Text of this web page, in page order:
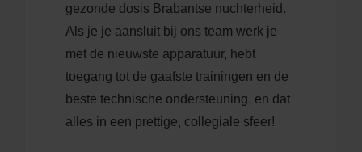
gezonde dosis Brabantse nuchterheid.
Als je je aansluit bij ons team werk je
met de nieuwste apparatuur, hebt
toegang tot de gaafste trainingen en de
beste technische ondersteuning, en dat
alles in een prettige, collegiale sfeer!